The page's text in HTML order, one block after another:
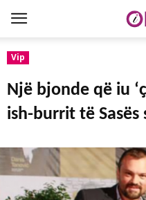
Vip
Një bjonde që iu
ish-burrit të